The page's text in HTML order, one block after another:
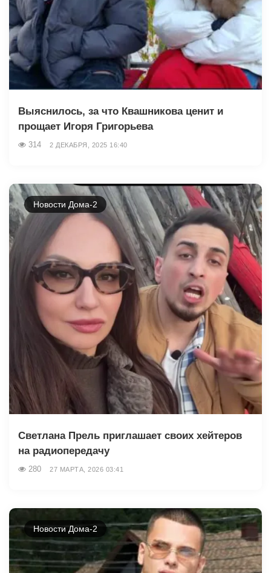
Выяснилось, за что Квашникова ценит и
прощает Игоря Григорьева
314 2 ДЕКАБРЯ, 2025 16:40
Новости Дома-2
Светлана Прель приглашает своих хейтеров
на радиопередачу
280 27 МАРТА, 2026 03:41
Новости Дома-2